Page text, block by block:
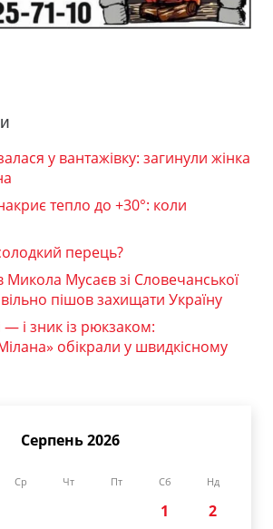
у вантажівку: загинули жінка
тепло до +30°: коли
перець?
Микола Мусаєв зі Словечанської
пішов захищати Україну
і зник із рюкзаком:
обікрали у швидкісному
Серпень 2026
Ср Чт Пт Сб Нд
1
2